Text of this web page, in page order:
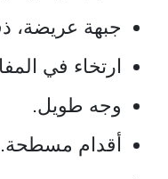
جبهة عريضة،
ارتخاء في
وجه طويل.
أقدام مسطحة.